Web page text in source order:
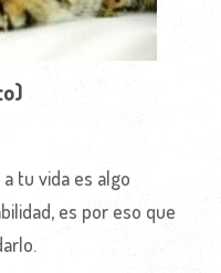
tu vida es algo
es por eso que